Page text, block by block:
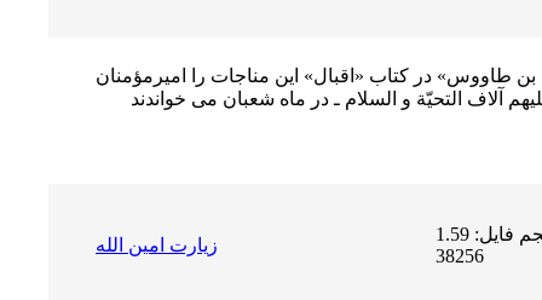
طاووس» در کتاب «اقبال» این مناجات را امیرمؤمنان
زيارت امين الله
حجم فایل: 1.59 MB | دریافت ها:
38256